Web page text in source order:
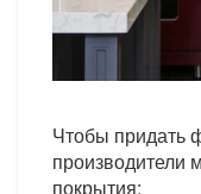
Чтобы придать
производители
покрытия: